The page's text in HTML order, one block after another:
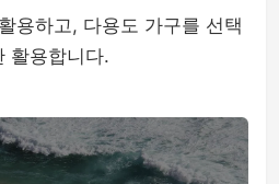
용하고, 다용도 가구를 선택
활용합니다.